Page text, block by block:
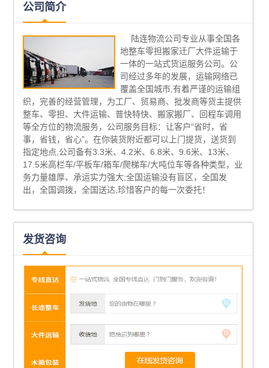
公司简介
陆连物流公司专业从事全国各
地整车零担搬家迁厂大件运输于
一体的一站式货运服务公司。公
司经过多年的发展，运输网络已
覆盖全国城市,有着严谨的运输组
织，完善的经营管理，为工厂、贸易商、批发商等货主提供
整车、零担、大件运输、普快特快、搬家搬厂、回程车调用
等全方位的物流服务，公司服务目标：让客户“省时，省
事，省钱，省心”。在你装货附近都可以上门提货，送货到
指定地点,公司备有3.3米、4.2米、6.8米、9.6米、13米、
17.5米高栏车/平板车/箱车/爬梯车/大吨位车等各种类型，业
务力量雄厚、承运实力强大;全国运输没有盲区，全国发
出，全国调拨，全国送达,珍惜客户的每一次委托！
发货咨询